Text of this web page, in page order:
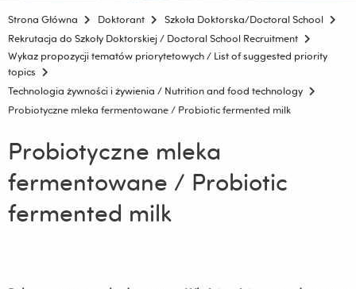
Strona Główna Doktorant
Szkoła Doktorska/Doctoral School
Rekrutacja do Szkoły Doktorskiej / Doctoral School Recruitment
Wykaz propozycji tematów priorytetowych / List of suggested priority
topics
Technologia żywności i żywienia / Nutrition and food technology
Probiotyczne mleka fermentowane / Probiotic fermented milk
Probiotyczne mleka
fermentowane / Probiotic
fermented milk